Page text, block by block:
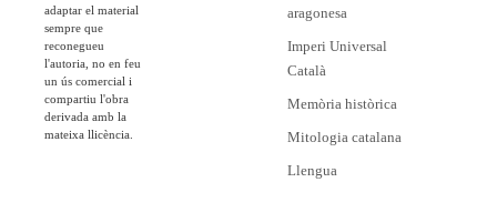
adaptar el material
sempre que
reconegueu
l'autoria, no en feu
un ús comercial i
compartiu l'obra
derivada amb la
mateixa llicència.
aragonesa
Imperi Universal
Català
Memòria històrica
Mitologia catalana
Llengua